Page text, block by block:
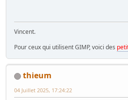
Vincent.
Pour ceux qui utilisent GIMP, voici des
thieum
04 Juillet 2025, 17:24:22